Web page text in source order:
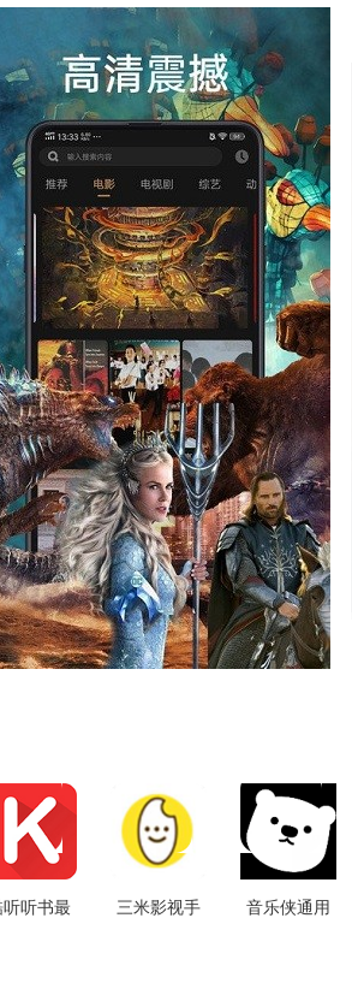
听听书最
三米影视手
音乐侠通用